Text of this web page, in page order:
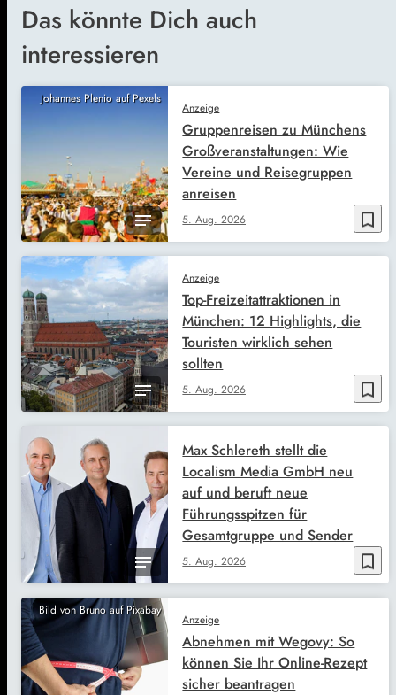
Das könnte Dich auch
interessieren
Johannes Plenio auf Pexels
bookmark_border
Anzeige
5. Aug. 2026
Gruppenreisen zu Münchens
Großveranstaltungen: Wie
Vereine und Reisegruppen
anreisen
bookmark_border
Anzeige
5. Aug. 2026
Top-Freizeitattraktionen in
München: 12 Highlights, die
Touristen wirklich sehen
sollten
bookmark_border
5. Aug. 2026
Max Schlereth stellt die
Localism Media GmbH neu
auf und beruft neue
Führungsspitzen für
Gesamtgruppe und Sender
Bild von Bruno auf Pixabay
Anzeige
Abnehmen mit Wegovy: So
können Sie Ihr Online-Rezept
sicher beantragen